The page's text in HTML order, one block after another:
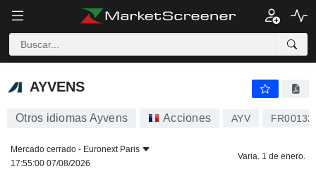
AYVENS
AYVENS
Otros idiomas Ayvens Acciones AYV
Mercado cerrado - Euronext Paris
17:55:00 07/08/2026
Varia. 1 de enero.